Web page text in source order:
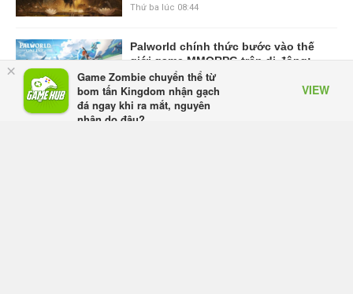
×
Game Zombie chuyển thể từ
bom tấn Kingdom nhận gạch
đá ngay khi ra mắt, nguyên
nhân do đâu?
VIEW
Thứ ba lúc 08:44
Palworld chính thức bước vào thế
giới game MMORPG trên di động:
Garena công bố Palworld Online
Thứ hai lúc 17:29